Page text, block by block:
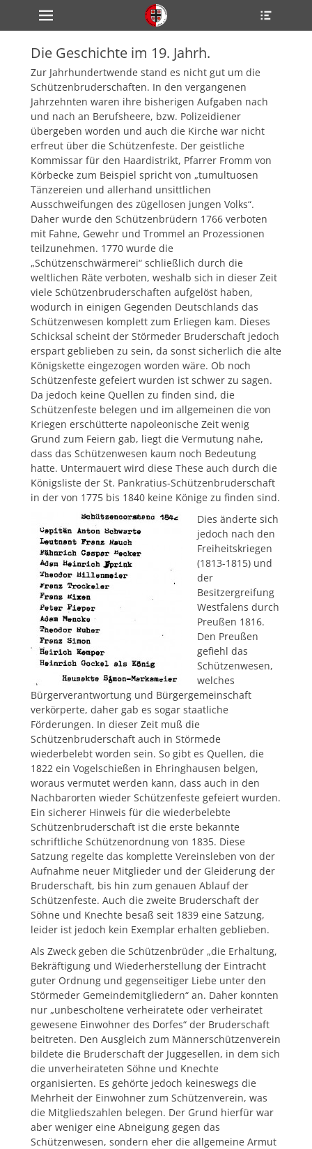
zum
Inhalt
Primärmenü
Die Geschichte im 19. Jahrh.
Zur Jahrhundertwende stand es nicht gut um die
Schützenbruderschaften. In den vergangenen
Jahrzehnten waren ihre bisherigen Aufgaben nach
und nach an Berufsheere, bzw. Polizeidiener
übergeben worden und auch die Kirche war nicht
erfreut über die Schützenfeste. Der geistliche
Kommissar für den Haardistrikt, Pfarrer Fromm von
Körbecke zum Beispiel spricht von „tumultuosen
Tänzereien und allerhand unsittlichen
Ausschweifungen des zügellosen jungen Volks“.
Daher wurde den Schützenbrüdern 1766 verboten
mit Fahne, Gewehr und Trommel an Prozessionen
teilzunehmen. 1770 wurde die
„Schützenschwärmerei“ schließlich durch die
weltlichen Räte verboten, weshalb sich in dieser Zeit
viele Schützenbruderschaften aufgelöst haben,
wodurch in einigen Gegenden Deutschlands das
Schützenwesen komplett zum Erliegen kam. Dieses
Schicksal scheint der Störmeder Bruderschaft jedoch
erspart geblieben zu sein, da sonst sicherlich die alte
Königskette eingezogen worden wäre. Ob noch
Schützenfeste gefeiert wurden ist schwer zu sagen.
Da jedoch keine Quellen zu finden sind, die
Schützenfeste belegen und im allgemeinen die von
Kriegen erschütterte napoleonische Zeit wenig
Grund zum Feiern gab, liegt die Vermutung nahe,
dass das Schützenwesen kaum noch Bedeutung
hatte. Untermauert wird diese These auch durch die
Königsliste der St. Pankratius-Schützenbruderschaft
in der von 1775 bis 1840 keine Könige zu finden sind.
Dies änderte sich
jedoch nach den
Freiheitskriegen
(1813-1815) und
der
Besitzergreifung
Westfalens durch
Preußen 1816.
Den Preußen
gefiehl das
Schützenwesen,
welches
Bürgerverantwortung und Bürgergemeinschaft
verkörperte, daher gab es sogar staatliche
Förderungen. In dieser Zeit muß die
Schützenbruderschaft auch in Störmede
wiederbelebt worden sein. So gibt es Quellen, die
1822 ein Vogelschießen in Ehringhausen belgen,
woraus vermutet werden kann, dass auch in den
Nachbarorten wieder Schützenfeste gefeiert wurden.
Ein sicherer Hinweis für die wiederbelebte
Schützenbruderschaft ist die erste bekannte
schriftliche Schützenordnung von 1835. Diese
Satzung regelte das komplette Vereinsleben von der
Aufnahme neuer Mitglieder und der Gleiderung der
Bruderschaft, bis hin zum genauen Ablauf der
Schützenfeste. Auch die zweite Bruderschaft der
Söhne und Knechte besaß seit 1839 eine Satzung,
leider ist jedoch kein Exemplar erhalten geblieben.
Als Zweck geben die Schützenbrüder „die Erhaltung,
Bekräftigung und Wiederherstellung der Eintracht
guter Ordnung und gegenseitiger Liebe unter den
Störmeder Gemeindemitgliedern“ an. Daher konnten
nur „unbescholtene verheiratete oder verheiratet
gewesene Einwohner des Dorfes“ der Bruderschaft
beitreten. Den Ausgleich zum Männerschützenverein
bildete die Bruderschaft der Juggesellen, in dem sich
die unverheirateten Söhne und Knechte
organisierten. Es gehörte jedoch keineswegs die
Mehrheit der Einwohner zum Schützenverein, was
die Mitgliedszahlen belegen. Der Grund hierfür war
aber weniger eine Abneigung gegen das
Schützenwesen, sondern eher die allgemeine Armut